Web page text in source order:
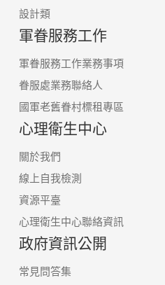
設計類
軍眷服務工作
軍眷服務工作業務事項
眷服處業務聯絡人
國軍老舊眷村標租專區
心理衛生中心
關於我們
線上自我檢測
資源平臺
心理衛生中心聯絡資訊
政府資訊公開
常見問答集